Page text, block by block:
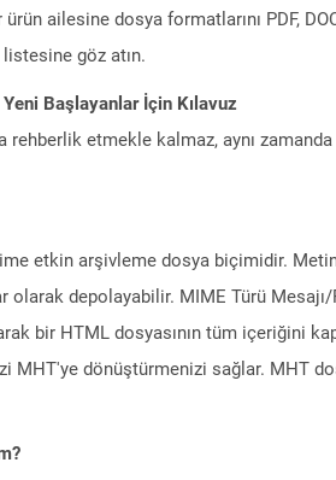
ailesine dosya formatlarını PDF,
göz atın.
Başlayanlar İçin Kılavuz
etmekle kalmaz, aynı
etkin arşivleme dosya biçimidir.
depolayabilir. MIME Türü
bir HTML dosyasının tüm içeriğini
MHT'ye dönüştürmenizi sağlar. MHT